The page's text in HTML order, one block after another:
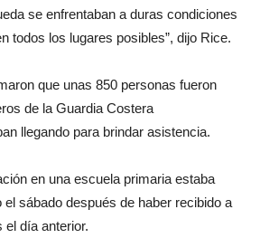
se enfrentaban a duras condiciones
todos los lugares posibles”, dijo Rice.
que unas 850 personas fueron
de la Guardia Costera
llegando para brindar asistencia.
en una escuela primaria estaba
sábado después de haber recibido a
el día anterior.